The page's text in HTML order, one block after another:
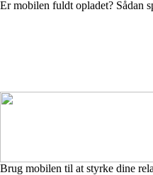
Er mobilen fuldt opladet? Sådan
Brug mobilen til at styrke dine